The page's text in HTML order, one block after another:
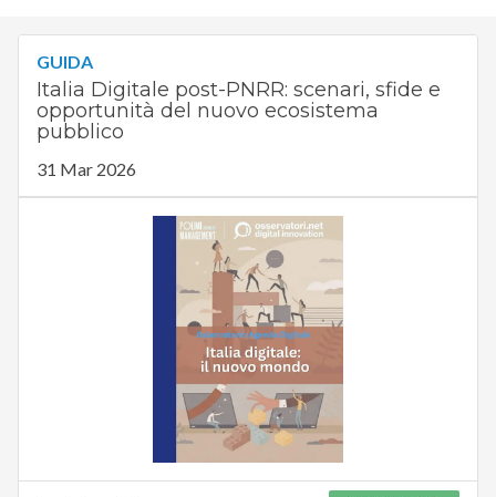
GUIDA
Italia Digitale post-PNRR: scenari, sfide e
opportunità del nuovo ecosistema
pubblico
31 Mar 2026